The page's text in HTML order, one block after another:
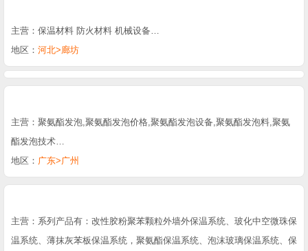
主营：保温材料 防火材料 机械设备…
地区： 河北>廊坊
主营：聚氨酯发泡,聚氨酯发泡价格,聚氨酯发泡设备,聚氨酯发泡料,聚氨
酯发泡技术…
地区： 广东>广州
主营：系列产品有：改性胶粉聚苯颗粒外墙外保温系统、玻化中空微珠保
温系统、薄抹灰苯板保温系统，聚氨酯保温系统、泡沫玻璃保温系统、保